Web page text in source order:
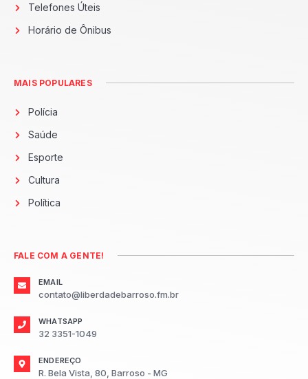
Telefones Úteis
Horário de Ônibus
MAIS POPULARES
Polícia
Saúde
Esporte
Cultura
Política
FALE COM A GENTE!
EMAIL
contato@liberdadebarroso.fm.br
WHATSAPP
32 3351-1049
ENDEREÇO
R. Bela Vista, 80, Barroso - MG